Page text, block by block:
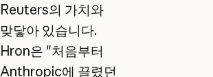
Reuters의 가치와
맞닿아 있습니다.
Hron은 "처음부터
Anthropic에 끌렸던